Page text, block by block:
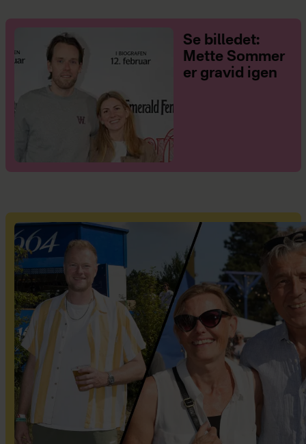
Se billedet:
Mette Sommer
er gravid igen